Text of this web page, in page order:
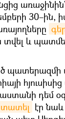
30–ին,
տվել և
պատերազմի
դեմ
էր